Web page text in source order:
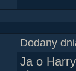
Dodany
Ja o